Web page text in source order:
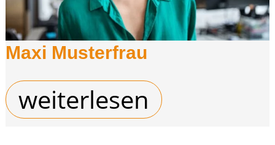
Maxi Musterfrau
Maxi
Musterfrau
weiterlesen